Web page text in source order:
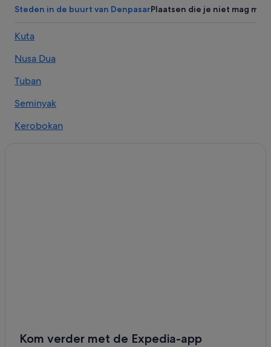
Strand in Sanur
Hotels in Denpasar Selatan
Hotels met 5 sterren in Canggu
Hotels in Legian
Villa's in Denpasar
All-Inclusive in Seminyak
Steden in de buurt van DenpasarPlaatsen die je niet mag
Kuta
Nusa Dua
Tuban
Seminyak
Kerobokan
Kom verder met de Expedia-app